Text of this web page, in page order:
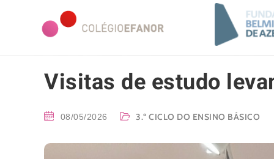
Visitas de estudo
08/05/2026 3.º CICLO DO ENSINO BÁSICO